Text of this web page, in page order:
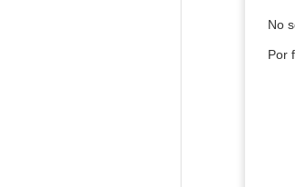
No
Por